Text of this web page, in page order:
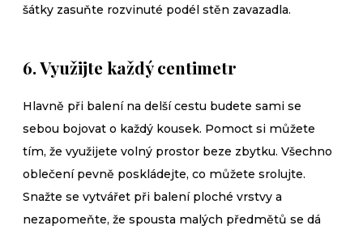
šátky zasuňte rozvinuté podél stěn zavazadla.
6. Využijte každý centimetr
Hlavně při balení na delší cestu budete sami se
sebou bojovat o každý kousek. Pomoct si můžete
tím, že využijete volný prostor beze zbytku. Všechno
oblečení pevně poskládejte, co můžete srolujte.
Snažte se vytvářet při balení ploché vrstvy a
nezapomeňte, že spousta malých předmětů se dá